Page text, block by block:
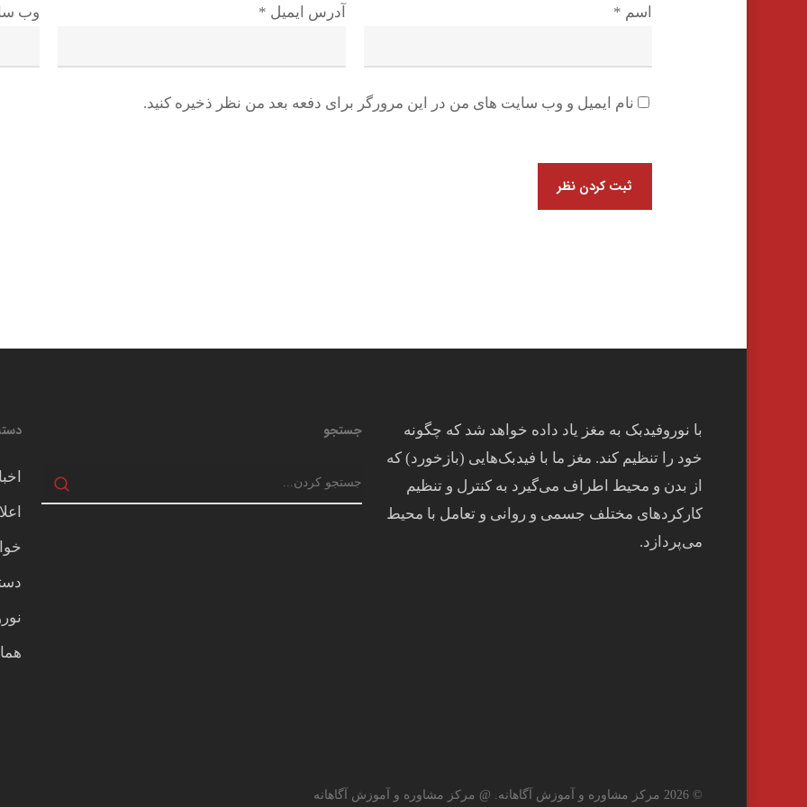
اسم * آدرس ایمیل * وب
نام ایمیل و وب سایت های من در این مرورگر برای دفعه بعد من نظر ذخیره کنید.
جستجو
با نوروفیدبک به مغز ياد داده خواهد شد كه چگونه
خود را تنظيم كند. مغز ما با فيدبک‌هايی (بازخورد) که
از بدن و محيط اطراف می‌گيرد به کنترل و تنظيم
کارکردهای مختلف جسمی و روانی و تعامل با محيط
می‌پردازد.
© 2026 مرکز مشاوره و آموزش آگاهانه. @ مرکز مشاوره و آموزش آگاهانه